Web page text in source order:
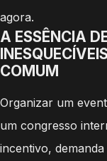
agora.
A ESSÊNCIA
COMUM
Organizar um
um congresso
incentivo,